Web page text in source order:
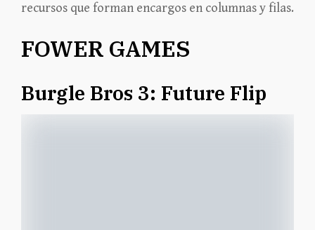
recursos que forman encargos en columnas y filas.
FOWER GAMES
Burgle Bros 3: Future Flip